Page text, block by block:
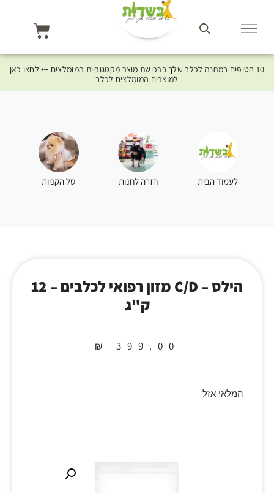
10 חטיפים במתנה לכלב שלך ברכישת מוצר מקטגוריית המומלצים ⤎ לחצו כאן
למוצרים המומלצים לכלב
לעמוד הבית חזרה לחנות סל הקניות
הילס – C/D מזון רפואי לכלבים – 12
ק"ג
₪ 399.00
המלאי אזל